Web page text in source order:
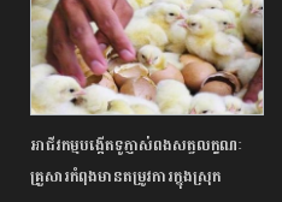
អាជីវកម្មបង្កើតទូភ្ញាស់ពងសត្វលក្ខណៈ
គ្រួសារកំពុងមានតម្រូវការក្នុងស្រុក